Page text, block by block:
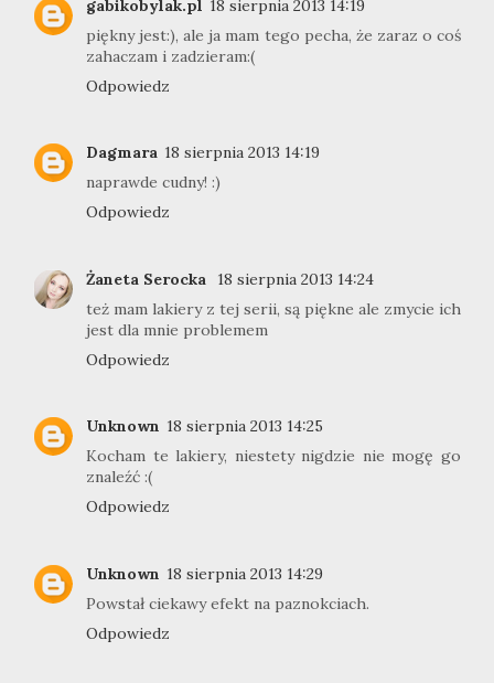
gabikobylak.pl 18 sierpnia 2013 14:19
piękny jest:), ale ja mam tego pecha, że zaraz o coś
zahaczam i zadzieram:(
Odpowiedz
Dagmara 18 sierpnia 2013 14:19
naprawde cudny! :)
Odpowiedz
Żaneta Serocka
18 sierpnia 2013 14:24
też mam lakiery z tej serii, są piękne ale zmycie ich
jest dla mnie problemem
Odpowiedz
Unknown 18 sierpnia 2013 14:25
Kocham te lakiery, niestety nigdzie nie mogę go
znaleźć :(
Odpowiedz
Unknown 18 sierpnia 2013 14:29
Powstał ciekawy efekt na paznokciach.
Odpowiedz